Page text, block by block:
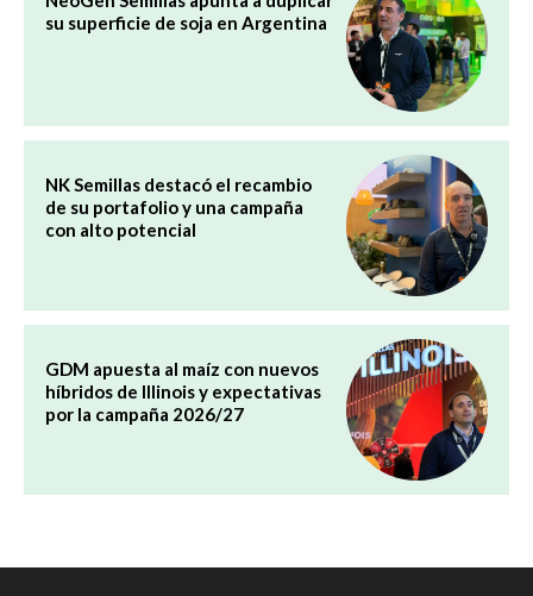
su superficie de soja en Argentina
NK Semillas destacó el recambio
de su portafolio y una campaña
con alto potencial
GDM apuesta al maíz con nuevos
híbridos de Illinois y expectativas
por la campaña 2026/27